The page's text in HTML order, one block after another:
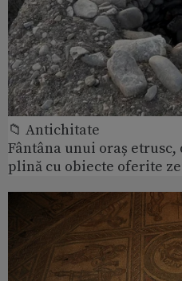
📁 Antichitate
Fântâna unui oraș
plină cu obiecte oferite